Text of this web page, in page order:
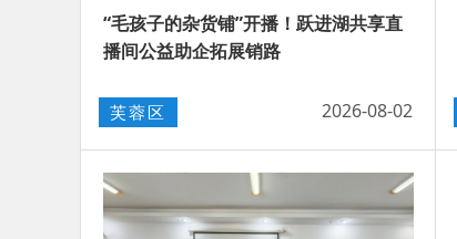
“毛孩子的杂货铺”开播！跃进湖共享直
播间公益助企拓展销路
芙蓉区 2026-08-02